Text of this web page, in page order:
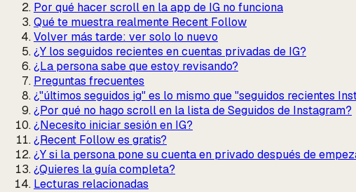
Por qué hacer scroll en la app de IG no funciona
Qué te muestra realmente Recent Follow
Volver más tarde: ver solo lo nuevo
¿Y los seguidos recientes en cuentas privadas de IG?
¿La persona sabe que estoy revisando?
Preguntas frecuentes
¿"últimos seguidos ig" es lo mismo que "seguidos recientes
¿Por qué no hago scroll en la lista de Seguidos de Instagram?
¿Necesito iniciar sesión en IG?
¿Recent Follow es gratis?
¿Y si la persona pone su cuenta en privado después de
¿Quieres la guía completa?
Lecturas relacionadas